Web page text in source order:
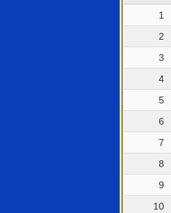
1
2
3
4
5
6
7
8
9
10